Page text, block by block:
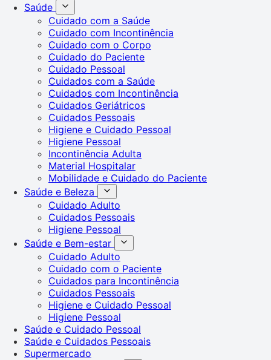
Saúde
Cuidado com a Saúde
Cuidado com Incontinência
Cuidado com o Corpo
Cuidado do Paciente
Cuidado Pessoal
Cuidados com a Saúde
Cuidados com Incontinência
Cuidados Geriátricos
Cuidados Pessoais
Higiene e Cuidado Pessoal
Higiene Pessoal
Incontinência Adulta
Material Hospitalar
Mobilidade e Cuidado do Paciente
Saúde e Beleza
Cuidado Adulto
Cuidados Pessoais
Higiene Pessoal
Saúde e Bem-estar
Cuidado Adulto
Cuidado com o Paciente
Cuidados para Incontinência
Cuidados Pessoais
Higiene e Cuidado Pessoal
Higiene Pessoal
Saúde e Cuidado Pessoal
Saúde e Cuidados Pessoais
Supermercado